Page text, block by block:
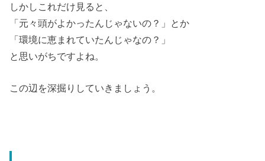
しかしこれだけ見ると、
「元々頭がよかったんじゃないの？」とか
「環境に恵まれていたんじゃなの？」
と思いがちですよね。
この辺を深掘りしていきましょう。